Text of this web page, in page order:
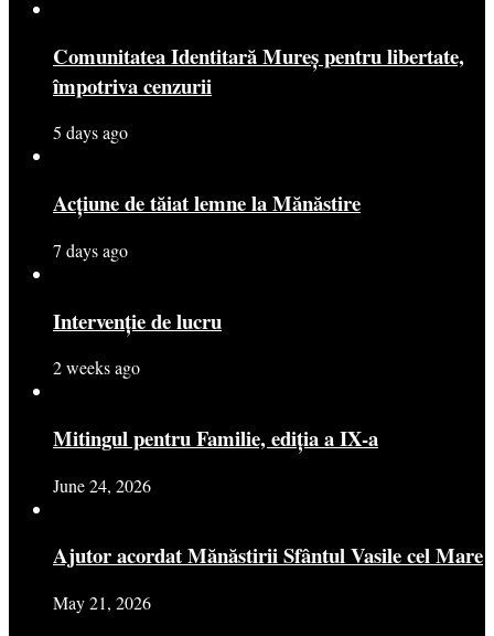
Comunitatea Identitară Mureș pentru libertate,
împotriva cenzurii
5 days ago
Acțiune de tăiat lemne la Mănăstire
7 days ago
Intervenție de lucru
2 weeks ago
Mitingul pentru Familie, ediția a IX-a
June 24, 2026
Ajutor acordat Mănăstirii Sfântul Vasile cel Mare
May 21, 2026